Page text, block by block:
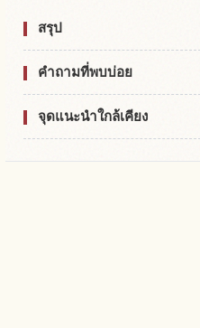
สรุป
คำถามที่พบบ่อย
จุดแนะนำใกล้เคียง